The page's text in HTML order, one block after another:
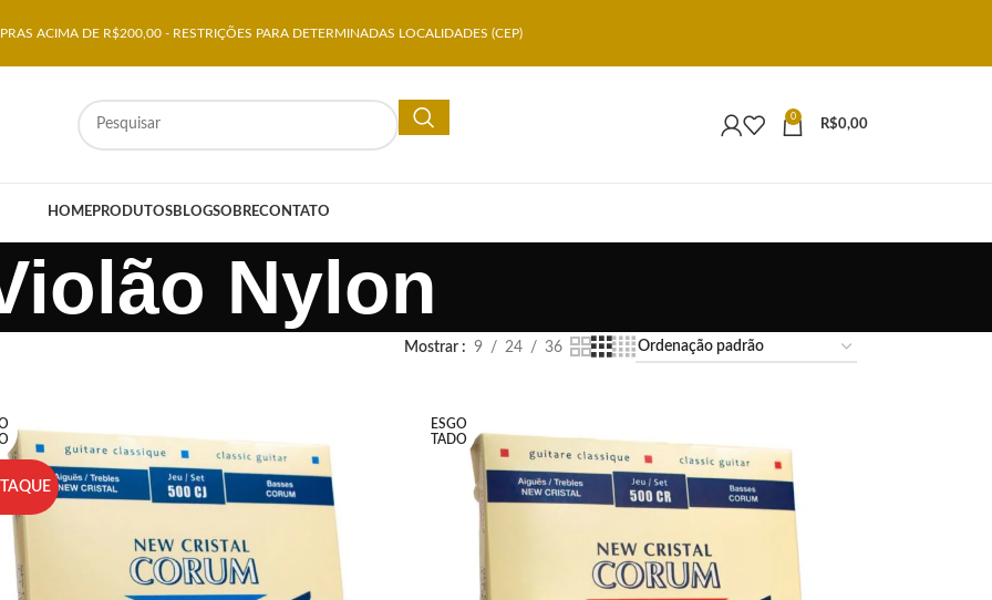
ACIMA DE R$200,00 - RESTRIÇÕES PARA DETERMINADAS LOCALIDADES (CEP)
0
R$0,00
HOMEPRODUTOSBLOGSOBRECONTATO
Nylon
Mostrar 9 24 36
ESGO
TADO